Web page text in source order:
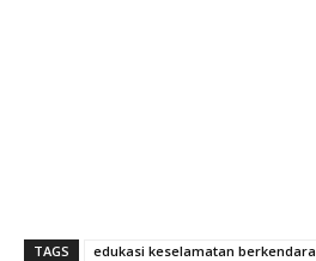
TAGS
edukasi keselamatan berkendara